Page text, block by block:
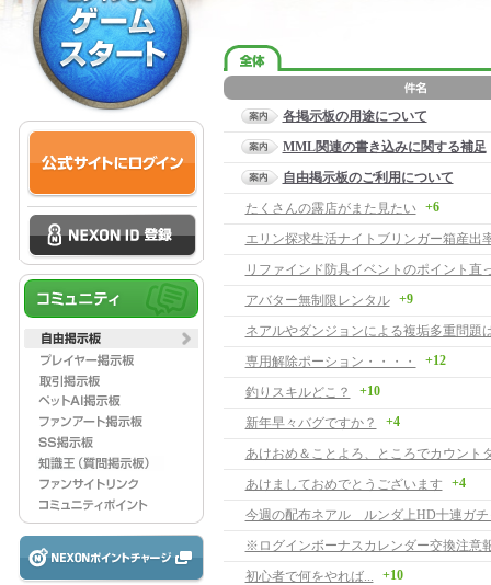
各掲示板の用途について
MML関連の書き込みに関する補足
自由掲示板のご利用について
たくさんの露店がまた見たい
+6
エリン探求生活ナイトブリンガー箱産出
リファインド防具イベントのポイント直
アバター無制限レンタル
+9
専用解除ポーション・・・・ +12
釣りスキルどこ？ +10
新年早々バグですか？ +4
あけましておめでとうございます +4
今週の配布ネアル ルンダ上HD十連ガチ
※ログインボーナスカレンダー交換注意
初心者で何をやれば...
+10